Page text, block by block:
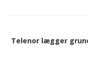
Telenor lægger